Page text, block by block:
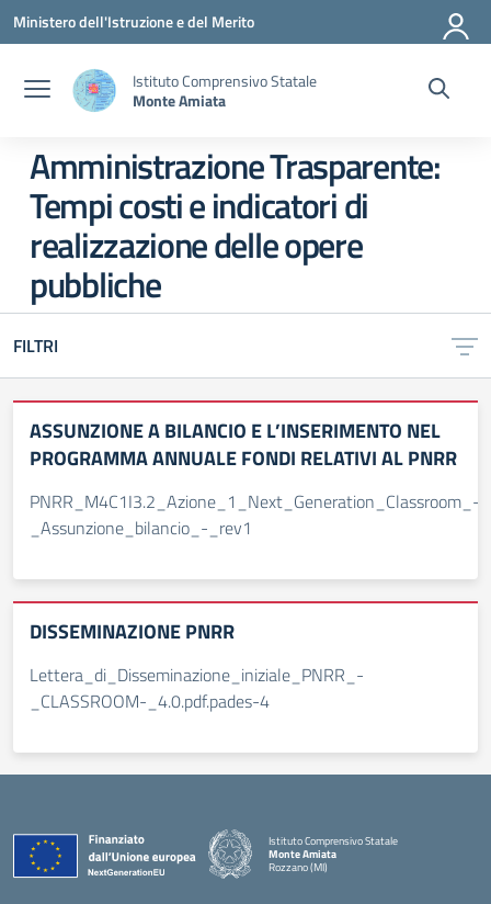
Vai ai contenuti
Vai al menu di navigazione
Vai al footer
Ministero dell'Istruzione e del Merito
Istituto Comprensivo Statale
Monte Amiata
Amministrazione Trasparente:
Tempi costi e indicatori di
realizzazione delle opere
pubbliche
FILTRI
ASSUNZIONE A BILANCIO E L’INSERIMENTO NEL
PROGRAMMA ANNUALE FONDI RELATIVI AL PNRR
PNRR_M4C1I3.2_Azione_1_Next_Generation_Classroom_-
_Assunzione_bilancio_-_rev1
DISSEMINAZIONE PNRR
Lettera_di_Disseminazione_iniziale_PNRR_-
_CLASSROOM-_4.0.pdf.pades-4
Istituto Comprensivo Statale
Monte Amiata
Rozzano (MI)